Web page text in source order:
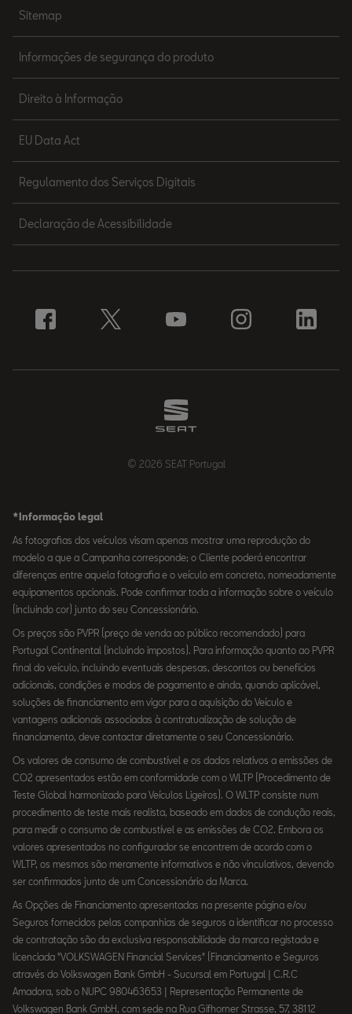
Sitemap
Informações de segurança do produto
Direito à Informação
EU Data Act
Regulamento dos Serviços Digitais
Declaração de Acessibilidade
© 2026 SEAT Portugal
*Informação legal
As fotografias dos veículos visam apenas mostrar uma reprodução do
modelo a que a Campanha corresponde; o Cliente poderá encontrar
diferenças entre aquela fotografia e o veículo em concreto, nomeadamente
equipamentos opcionais. Pode confirmar toda a informação sobre o veículo
(incluindo cor) junto do seu Concessionário.
Os preços são PVPR (preço de venda ao público recomendado) para
Portugal Continental (incluindo impostos). Para informação quanto ao PVPR
final do veículo, incluindo eventuais despesas, descontos ou benefícios
adicionais, condições e modos de pagamento e ainda, quando aplicável,
soluções de financiamento em vigor para a aquisição do Veículo e
vantagens adicionais associadas à contratualização de solução de
financiamento, deve contactar diretamente o seu Concessionário.
Os valores de consumo de combustível e os dados relativos a emissões de
CO2 apresentados estão em conformidade com o WLTP (Procedimento de
Teste Global harmonizado para Veículos Ligeiros). O WLTP consiste num
procedimento de teste mais realista, baseado em dados de condução reais,
para medir o consumo de combustível e as emissões de CO2. Embora os
valores apresentados no configurador se encontrem de acordo com o
WLTP, os mesmos são meramente informativos e não vinculativos, devendo
ser confirmados junto de um Concessionário da Marca.
As Opções de Financiamento apresentadas na presente página e/ou
Seguros fornecidos pelas companhias de seguros a identificar no processo
de contratação são da exclusiva responsabilidade da marca registada e
licenciada "VOLKSWAGEN Financial Services" (Financiamento e Seguros
através do Volkswagen Bank GmbH - Sucursal em Portugal | C.R.C
Amadora, sob o NUPC 980463653 | Representação Permanente de
Volkswagen Bank GmbH, com sede na Rua Gifhorner Strasse, 57, 38112